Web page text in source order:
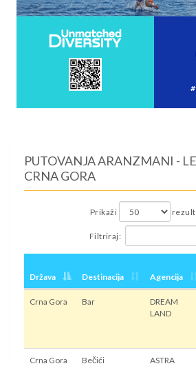
PUTOVANJA ARANZMANI -
CRNA GORA
Prikaži
Filtriraj:
Država Destinacija Agencija
Crna Gora Bar
DREAM
LAND
Crna Gora Bečići
ASTRA